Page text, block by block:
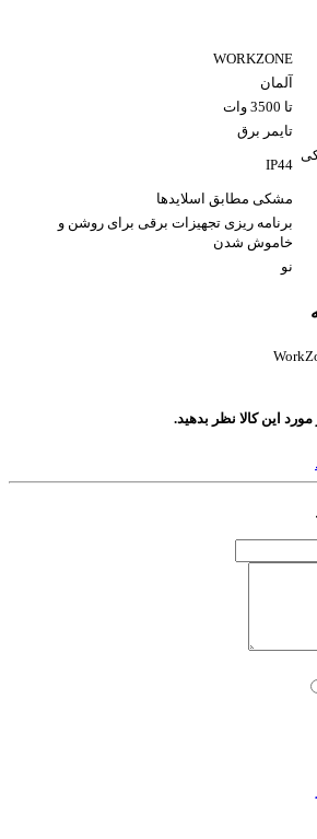
WORKZONE
آلمان
تا 3500 وات
تایمر برق
IP44
مشکی مطابق اسلایدها
برنامه ریزی تجهیزات برقی برای روشن و
خاموش شدن
نو
این کالا نظر بدهید.